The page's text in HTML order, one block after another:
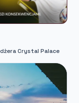
Crystal Palace